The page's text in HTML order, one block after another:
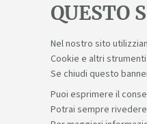
QUESTO
Nel nostro sito
Cookie e altri
Se chiudi questo
Puoi esprimere il
Potrai sempre